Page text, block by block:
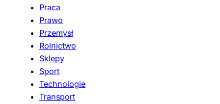
Praca
Prawo
Przemysł
Rolnictwo
Sklepy
Sport
Technologie
Transport